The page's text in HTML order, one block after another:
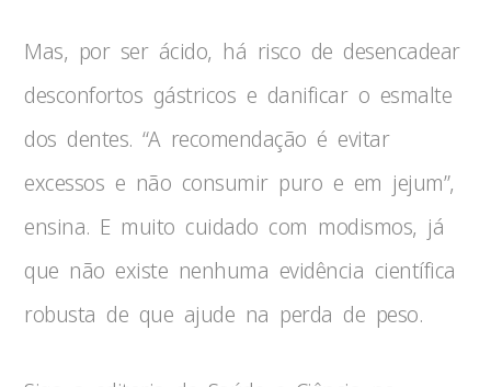
Mas, por ser ácido, há risco de desencadear
desconfortos gástricos e danificar o esmalte
dos dentes. “A recomendação é evitar
excessos e não consumir puro e em jejum”,
ensina. E muito cuidado com modismos, já
que não existe nenhuma evidência científica
robusta de que ajude na perda de peso.